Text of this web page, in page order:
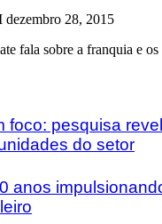
28, 2015
fala sobre a franquia e os
foco: pesquisa
do setor
anos